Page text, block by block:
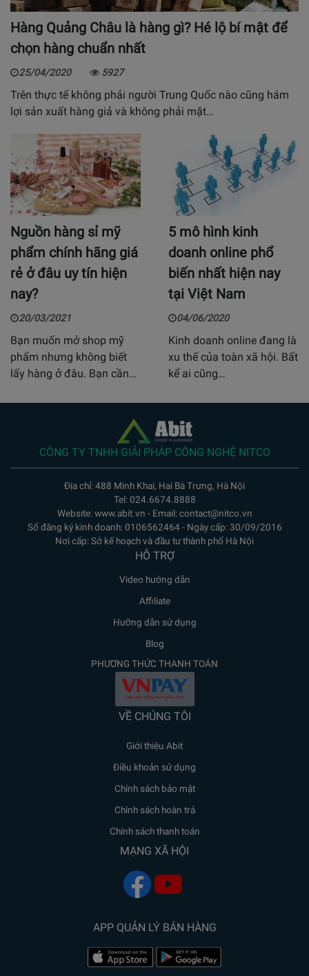
Hàng Quảng Châu là hàng gì? Hé lộ bí mật để
chọn hàng chuẩn nhất
25/04/2020 5927
Trên thực tế không phải người Trung Quốc nào cũng hám
lợi sản xuất hàng giả và không phải mặt…
Nguồn hàng sỉ mỹ
phẩm chính hãng giá
rẻ ở đâu uy tín hiện
nay?
20/03/2021
Bạn muốn mở shop mỹ
phẩm nhưng không biết
lấy hàng ở đâu. Bạn cần…
5 mô hình kinh
doanh online phổ
biến nhất hiện nay
tại Việt Nam
04/06/2020
Kinh doanh online đang là
xu thế của toàn xã hội. Bất
kể ai cũng…
CÔNG TY TNHH GIẢI PHÁP CÔNG NGHỆ NITCO
Địa chỉ: 488 Minh Khai, Hai Bà Trưng, Hà Nội
Tel: 024.6674.8888
Website: www.abit.vn - Email: contact@nitco.vn
Số đăng ký kinh doanh: 0106562464 - Ngày cấp: 30/09/2016
Nơi cấp: Sở kế hoạch và đầu tư thành phố Hà Nội
HỖ TRỢ
Video hướng dẫn
Affiliate
Hưỡng dẫn sử dụng
Blog
PHƯƠNG THỨC THANH TOÁN
VỀ CHÚNG TÔI
Giới thiệu Abit
Điều khoản sử dụng
Chính sách bảo mật
Chính sách hoàn trả
Chính sách thanh toán
MẠNG XÃ HỘI
APP QUẢN LÝ BÁN HÀNG